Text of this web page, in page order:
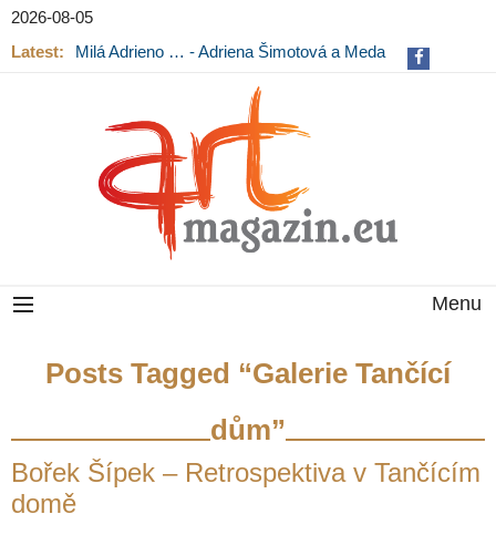
2026-08-05
Latest:
Milá Adrieno … - Adriena Šimotová a Meda
Menu
Posts Tagged “Galerie Tančící
dům”
Bořek Šípek – Retrospektiva v Tančícím
domě